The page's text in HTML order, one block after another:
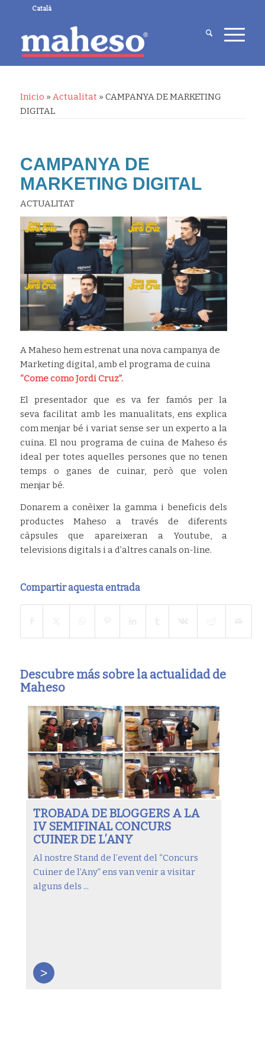
Català
Inicio » Actualitat» CAMPANYA DE MARKETING
DIGITAL
CAMPANYA DE
MARKETING DIGITAL
ACTUALITAT
A Maheso hem estrenat una nova campanya de
Marketing digital, amb el programa de cuina
“Come como Jordi Cruz”.
El presentador que es va fer famós per la
seva facilitat amb les manualitats, ens explica
com menjar bé i variat sense ser un experto a la
cuina. El nou programa de cuina de Maheso és
ideal per totes aquelles persones que no tenen
temps o ganes de cuinar, però que volen
menjar bé.
Donarem a conèixer la gamma i beneficis dels
productes Maheso a través de diferents
càpsules que apareixeran a Youtube, a
televisions digitals i a d’altres canals on-line.
Compartir aquesta entrada
Descubre más sobre la actualidad de
Maheso
TROBADA DE BLOGGERS A LA
IV SEMIFINAL CONCURS
CUINER DE L’ANY
Al nostre Stand de l’event del “Concurs
Cuiner de l’Any” ens van venir a visitar
alguns dels ...
>